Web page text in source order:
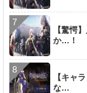
【驚愕
か…！
【キャ
な…